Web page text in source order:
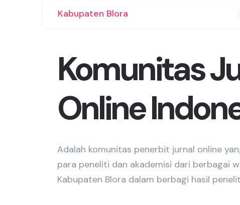
Kabupaten Blora
Komunitas
Online
Adalah komunitas penerbit jurnal online
para peneliti dan akademisi dari berbagai
Kabupaten Blora dalam berbagi hasil